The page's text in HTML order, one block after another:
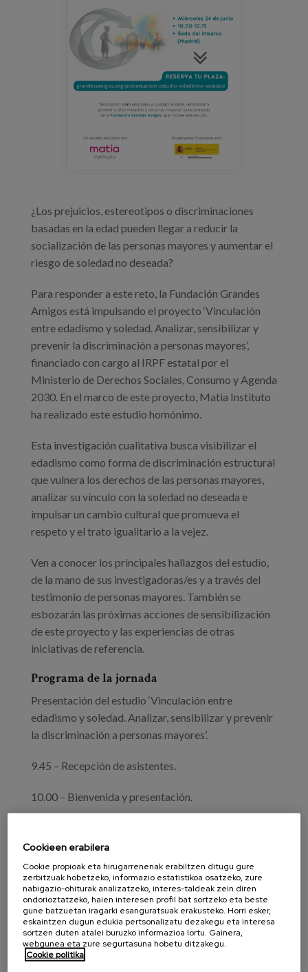
¿Los prejuicios, estereotipos o discriminaciones
basadas en la edad pueden llegar a reducir la
socialización de las personas mayores y aumentar el
riesgo de soledad no deseada?
Para responder a este reto, la Fundación Grandes
Amigos está impulsando el proyecto ‘Vinculación
entre edadismo y soledad. Analizar, sensibilizar y
prevenir la discriminación a personas mayores’,
financiado con cargo al IRPF estatal por el
Ministerio de Derechos Sociales, Consumo y Agenda
2030. En el marco de este proyecto, Matia Instituto
ha realizado este estudio homónimo.
Esta investigación cualitativa busca visibilizar el
edadismo como forma de discriminación estructural
que vulnera los derechos de las personas mayores,
analizar su vínculo con la soledad no deseada e
impulsar un cambio cultural que promueva el
respeto y el trato igualitario a la vejez.
Ven a conocer los principales hallazgos del estudio,
de la mano de sus investigadoras/es y a través del
testimonio de personas mayores. También se
esbozarán las próximas acciones de sensibilización
de este proyecto y las experiencias de otras
iniciativas de referencia.
Programa de la jornada
Presentación del estudio ‘Vinculación entre
edadismo y soledad. Analizar, sensibilizar y prevenir
la discriminación a personas mayores’.
9.45 – Recepción de asistentes.
10.00 – Bienvenida y presentación.
del Imserso.
Loles Díaz-Aledo, presidenta de la Fundación
Grandes Amigos.
10.15 – Mesa técnica. Resultados y conclusiones del
estudio. Presenta. Mercedes Villegas, directora de la
Fundación Grandes Amigos.
Cookieen erabilera
Cookie propioak eta hirugarrenenak erabiltzen ditugu gure
zerbitzuak hobetzeko, informazio estatistikoa osatzeko, zure
nabigazio-ohiturak analizatzeko, interes-taldeak zein diren
ondorioztatzeko, haien interesen profil bat sortzeko eta beste
gune batzuetan iragarki esanguratsuak erakusteko. Horri esker,
eskaintzen dugun edukia pertsonalizatu dezakegu eta interesa
sortzen duten atalei buruzko informazioa lortu. Gainera,
webgunea eta zure segurtasuna hobetu ditzakegu.
Cookie politika